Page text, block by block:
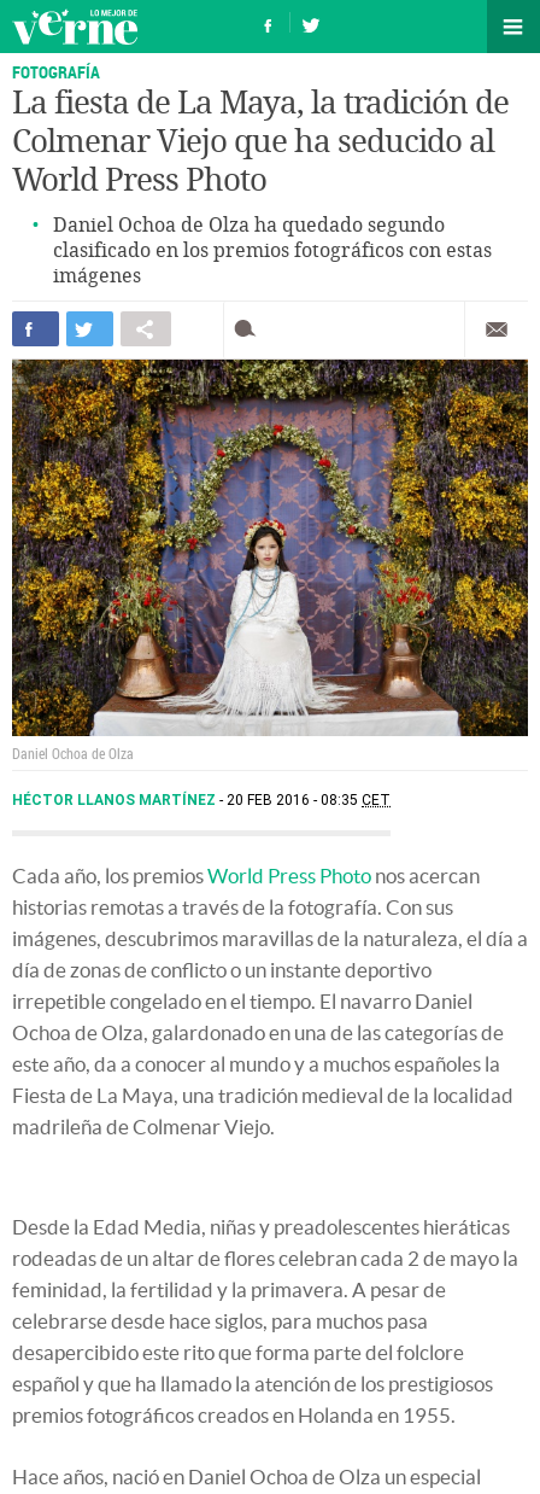
FOTOGRAFÍA
La fiesta de La Maya, la tradición de
Colmenar Viejo que ha seducido al
World Press Photo
Daniel Ochoa de Olza ha quedado segundo
clasificado en los premios fotográficos con estas
imágenes
Daniel Ochoa de Olza
HÉCTOR LLANOS MARTÍNEZ 20 FEB 2016 - 08:35 CET
Cada año, los premiosWorld Press Photo nos acercan
historias remotas a través de la fotografía. Con sus
imágenes, descubrimos maravillas de la naturaleza, el día a
día de zonas de conflicto o un instante deportivo
irrepetible congelado en el tiempo. El navarro Daniel
Ochoa de Olza, galardonado en una de las categorías de
este año, da a conocer al mundo y a muchos españoles la
Fiesta de La Maya, una tradición medieval de la localidad
madrileña de Colmenar Viejo.
Desde la Edad Media, niñas y preadolescentes hieráticas
rodeadas de un altar de flores celebran cada 2 de mayo la
feminidad, la fertilidad y la primavera. A pesar de
celebrarse desde hace siglos, para muchos pasa
desapercibido este rito que forma parte del folclore
español y que ha llamado la atención de los prestigiosos
premios fotográficos creados en Holanda en 1955.
Hace años, nació en Daniel Ochoa de Olza un especial